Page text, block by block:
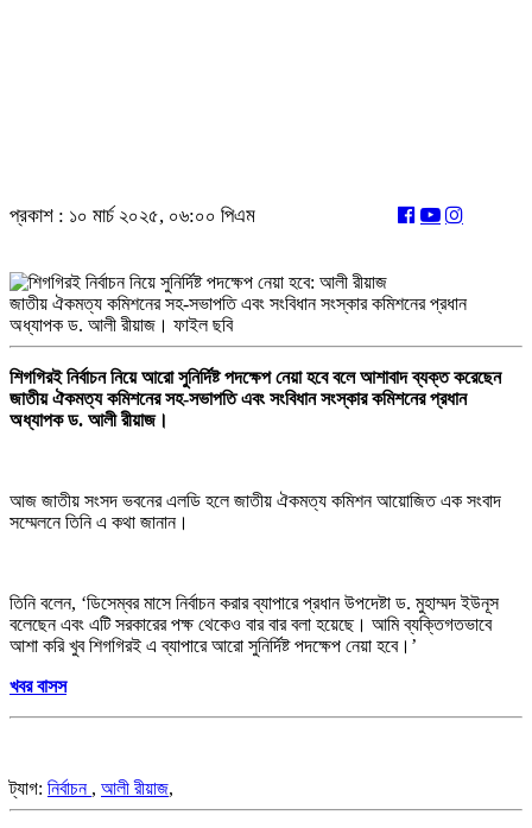
প্রকাশ : ১০ মার্চ ২০২৫, ০৬:০০ পিএম
জাতীয় ঐকমত্য কমিশনের সহ-সভাপতি এবং সংবিধান সংস্কার কমিশনের প্রধান
অধ্যাপক ড. আলী রীয়াজ। ফাইল ছবি
শিগগিরই নির্বাচন নিয়ে আরো সুনির্দিষ্ট পদক্ষেপ নেয়া হবে বলে আশাবাদ ব্যক্ত করেছেন
জাতীয় ঐকমত্য কমিশনের সহ-সভাপতি এবং সংবিধান সংস্কার কমিশনের প্রধান
অধ্যাপক ড. আলী রীয়াজ।
আজ জাতীয় সংসদ ভবনের এলডি হলে জাতীয় ঐকমত্য কমিশন আয়োজিত এক সংবাদ
সম্মেলনে তিনি এ কথা জানান।
তিনি বলেন, ‘ডিসেম্বর মাসে নির্বাচন করার ব্যাপারে প্রধান উপদেষ্টা ড. মুহাম্মদ ইউনূস
বলেছেন এবং এটি সরকারের পক্ষ থেকেও বার বার বলা হয়েছে। আমি ব্যক্তিগতভাবে
আশা করি খুব শিগগিরই এ ব্যাপারে আরো সুনির্দিষ্ট পদক্ষেপ নেয়া হবে।’
খবর বাসস
ট্যাগ: নির্বাচন , আলী রীয়াজ,